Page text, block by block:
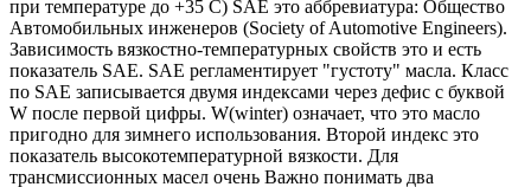
при температуре до +35 С) SAE это аббревиатура: Общество
Автомобильных инженеров (Society of Automotive Engineers).
Зависимость вязкостно-температурных свойств это и есть
показатель SAE. SAE регламентирует "густоту" масла. Класс
по SAE записывается двумя индексами через дефис с буквой
W после первой цифры. W(winter) означает, что это масло
пригодно для зимнего использования. Второй индекс это
показатель высокотемпературной вязкости. Для
трансмиссионных масел очень Важно понимать два